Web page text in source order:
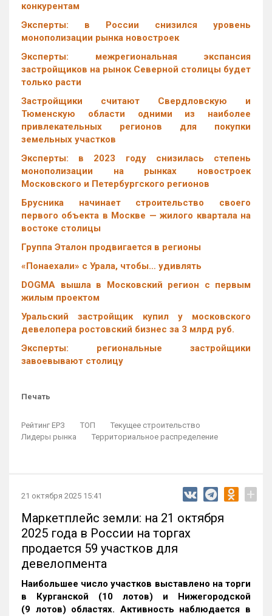
конкурентам
Эксперты: в России снизился уровень
монополизации рынка новостроек
Эксперты: межрегиональная экспансия
застройщиков на рынок Северной столицы будет
только расти
Застройщики считают Свердловскую и
Тюменскую области одними из наиболее
привлекательных регионов для покупки
земельных участков
Эксперты: в 2023 году снизилась степень
монополизации на рынках новостроек
Московского и Петербургского регионов
Брусника начинает строительство своего
первого объекта в Москве — жилого квартала на
востоке столицы
Группа Эталон продвигается в регионы
«Понаехали» с Урала, чтобы… удивлять
DOGMA вышла в Московский регион с первым
жилым проектом
Уральский застройщик купил у московского
девелопера ростовский бизнес за 3 млрд руб.
Эксперты: региональные застройщики
завоевывают столицу
Печать
Рейтинг ЕРЗ ТОП
Текущее строительство
Лидеры рынка
Территориальное распределение
21 октября 2025 15:41 +
Маркетплейс земли: на 21 октября
2025 года в России на торгах
продается 59 участков для
девелопмента
Наибольшее число участков выставлено на торги
в Курганской (10 лотов) и Нижегородской
(9 лотов) областях. Активность наблюдается в